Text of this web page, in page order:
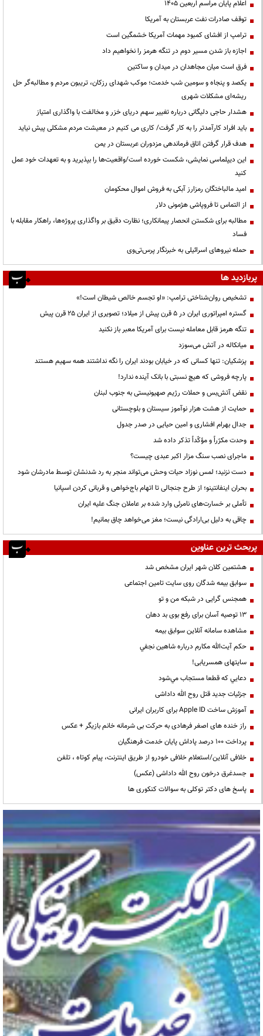
اعلام پایان مراسم اربعین ۱۴۰۵
توقف صادرات نفت عربستان به آمریکا
ترامپ از افشای کمبود مهمات آمریکا خشمگین است
اجازه باز شدن مسیر دوم در تنگه هرمز را نخواهیم داد
فرق است میان مجاهدان در میدان و ساکتین
یکصد و پنجاه و سومین شب خدمت؛ موکب شهدای رزکان، تریبون مردم و مطالبه‌گر حل
ریشه‌ای مشکلات شهری
هشدار حاجی دلیگانی درباره تغییر سهم دریای خزر و مخالفت با واگذاری امتیاز
باید افراد کارآمدتر را به کار گرفت/ کاری می کنیم در معیشت مردم مشکلی پیش نیاید
هدف قرار گرفتن اتاق‌ فرماندهی مزدوران عربستان در یمن
این دیپلماسی نمایشی، شکست خورده است/واقعیت‌ها را بپذیرید و به تعهدات خود عمل
کنید
امید مالباختگان رمزارز آبکی به فروش اموال محکومان
از التماس تا فروپاشی هژمونی دلار
مطالبه برای شکستن انحصار پیمانکاری؛ نظارت دقیق بر واگذاری پروژه‌ها، راهکار مقابله با
فساد
حمله نیروهای اسرائیلی به خبرنگار پرس‌تی‌وی
پربازدید ها
تشخیص روان‌شناختی ترامپ: «او تجسم خالص شیطان است!»
گستره امپراتوری ایران در ۵ قرن پیش از میلاد؛ تصویری از ایران ۲۵ قرن پیش
تنگه هرمز قابل معامله نیست برای آمریکا معبر باز نکنید
میانکاله در آتش می‌سوزد
پزشکیان: تنها کسانی که در خیابان بودند ایران را نگه نداشتند همه سهیم هستند
پارچه فروشی که هیچ نسبتی با بانک آینده ندارد!
نقض آتش‌بس و حملات رژیم صهیونیستی به جنوب لبنان
حمایت از هشت هزار نوآموز سیستان و بلوچستانی
جدال بهرام افشاری و امین حیایی در صدر جدول
وحدت مکرّراً و مؤکّداً تذکر داده شد
ماجرای نصب سنگ مزار اکبر عبدی چیست؟
دست نزنید؛ لمس نوزاد حیات وحش می‌تواند منجر به رد شدنشان توسط مادرشان شود
بحران اینفانتینو؛ از طرح جنجالی تا اتهام باج‌خواهی و قربانی کردن اسپانیا
تأملی بر خسارت‌های نامرئی وارد شده بر عاملان جنگ علیه ایران
چاقی به دلیل بی‌ارادگی نیست؛ مغز می‌خواهد چاق بمانیم!
پربحث ترین عناوین
هشتمین کلان شهر ایران مشخص شد
سوابق بیمه شدگان روی سایت تامین اجتماعی
همجنس گرایی در شبکه من و تو
13 توصیه آسان برای رفع بوی بد دهان
مشاهده سامانه آنلاين سوابق بیمه
حكم آيت‌الله مكارم درباره شاهين نجفي
سایتهای همسریابی!
دعايي كه قطعا مستجاب مي‌شود
جزئیات جدید قتل روح الله داداشی
آموزش ساخت Apple ID برای کاربران ایرانی
راز خنده های اصغر فرهادی به حرکت بی شرمانه خانم بازیگر + عکس
پرداخت ۱۰۰ درصد پاداش پایان خدمت فرهنگیان
خلافی آنلاین/استعلام خلافی خودرو از طریق اینترنت، پیام کوتاه ، تلفن
جسدغرق درخون روح الله داداشی (عکس)
پاسخ های دکتر توکلی به سوالات کنکوری ها